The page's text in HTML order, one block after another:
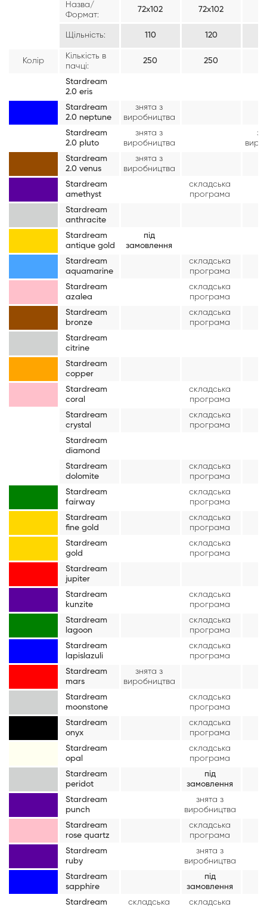
Назва/
Формат:
72х102 72х102
Щільність: 110 120
Колір
Кількість в
пачці:
250 250
Stardream
2.0 eris
Stardream
2.0 neptune
знята з
виробництва
Stardream
2.0 pluto
знята з
виробництва
Stardream
2.0 venus
знята з
виробництва
Stardream
amethyst
складська
програма
Stardream
anthracite
Stardream
antique gold
під
замовлення
Stardream
aquamarine
складська
програма
Stardream
azalea
складська
програма
Stardream
bronze
складська
програма
Stardream
citrine
Stardream
copper
Stardream
coral
складська
програма
Stardream
crystal
складська
програма
Stardream
diamond
Stardream
dolomite
складська
програма
Stardream
fairway
складська
програма
Stardream
fine gold
складська
програма
Stardream
gold
складська
програма
Stardream
jupiter
Stardream
kunzite
складська
програма
Stardream
lagoon
складська
програма
Stardream
lapislazuli
складська
програма
Stardream
mars
знята з
виробництва
Stardream
moonstone
складська
програма
Stardream
onyx
складська
програма
Stardream
opal
складська
програма
Stardream
peridot
під
замовлення
Stardream
punch
знята з
виробництва
Stardream
rose quartz
складська
програма
Stardream
ruby
знята з
виробництва
Stardream
sapphire
під
замовлення
Stardream
складська
складська